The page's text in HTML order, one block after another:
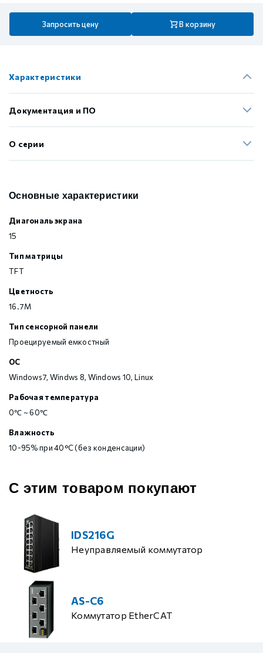
Запросить цену В корзину
Характеристики
Документация и ПО
О серии
Основные характеристики
Диагональ экрана
15
Тип матрицы
TFT
Цветность
16.7M
Тип сенсорной панели
Проецируемый емкостный
OC
Windows7, Windws 8, Windows 10, Linux
Рабочая температура
0℃ ~ 60℃
Влажность
10-95% при 40°C (без конденсации)
С этим товаром покупают
IDS216G
Неуправляемый коммутатор
AS-C6
Коммутатор EtherCAT